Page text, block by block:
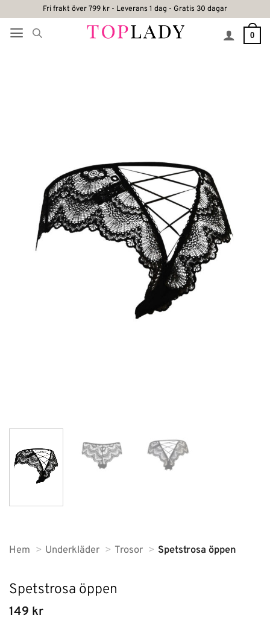
content
Fri frakt över 799 kr - Leverans 1 dag - Gratis 30 dagar
0
Hem Underkläder Trosor Spetstrosa öppen
Spetstrosa öppen
149 kr